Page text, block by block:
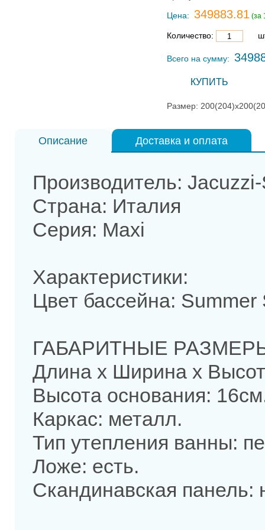
Цена: 349883.81 (за
Количество:
Всего на сумму:
КУПИТЬ
Размер:
Описание Доставка и оплата
Производитель:
Страна: Италия
Серия: Maxi
Характеристики:
Цвет бассейна: Summer
ГАБАРИТНЫЕ
Длина х Ширина х
Высота основания:
Каркас: металл.
Тип утепления ванны:
Ложе: есть.
Скандинавская панель: